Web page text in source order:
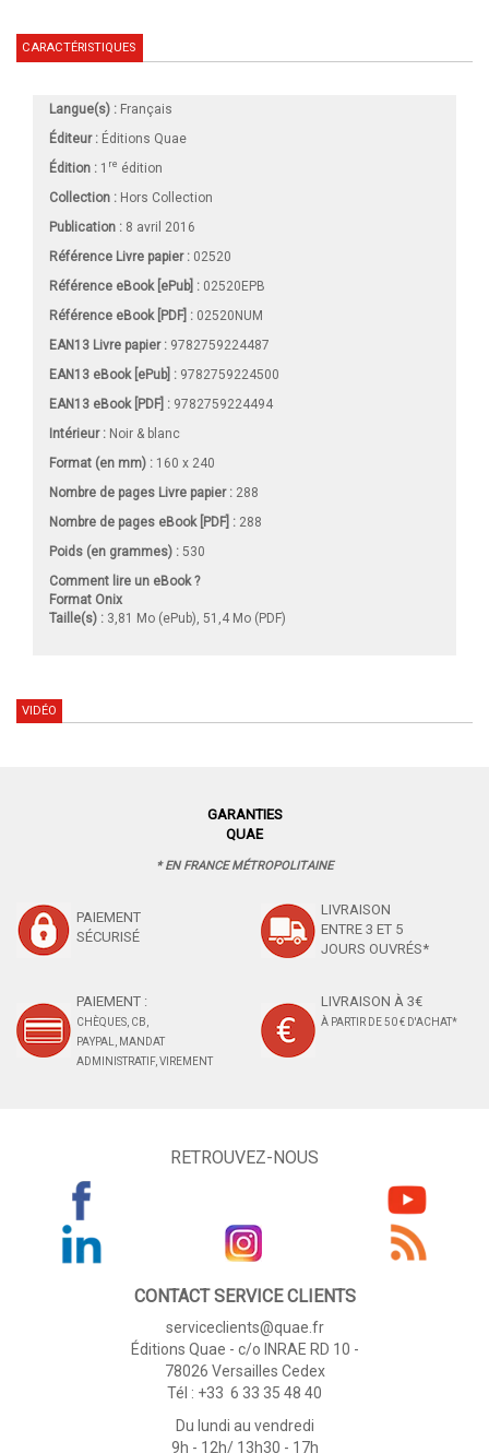
CARACTÉRISTIQUES
Langue(s) : Français
Éditeur : Éditions Quae
Édition : 1 re édition
Collection : Hors Collection
Publication : 8 avril 2016
Référence Livre papier : 02520
Référence eBook [ePub] : 02520EPB
Référence eBook [PDF] : 02520NUM
EAN13 Livre papier : 9782759224487
EAN13 eBook [ePub] : 9782759224500
EAN13 eBook [PDF] : 9782759224494
Intérieur : Noir & blanc
Format (en mm) : 160 x 240
Nombre de pages Livre papier: 288
Nombre de pages eBook [PDF] : 288
Poids (en grammes) : 530
Comment lire un eBook ?
Format Onix
Taille(s) : 3,81 Mo (ePub), 51,4 Mo (PDF)
VIDÉO
GARANTIES
QUAE
* EN FRANCE MÉTROPOLITAINE
PAIEMENT
SÉCURISÉ
LIVRAISON
ENTRE 3 ET 5
JOURS OUVRÉS*
PAIEMENT :
CHÈQUES, CB,
PAYPAL, MANDAT
ADMINISTRATIF, VIREMENT
LIVRAISON À 3€
À PARTIR DE 50 € D'ACHAT*
RETROUVEZ-NOUS
CONTACT SERVICE CLIENTS
serviceclients@quae.fr
Éditions Quae - c/o INRAE RD 10 -
78026 Versailles Cedex
Tél : +33 6 33 35 48 40
Du lundi au vendredi
9h - 12h/ 13h30 - 17h